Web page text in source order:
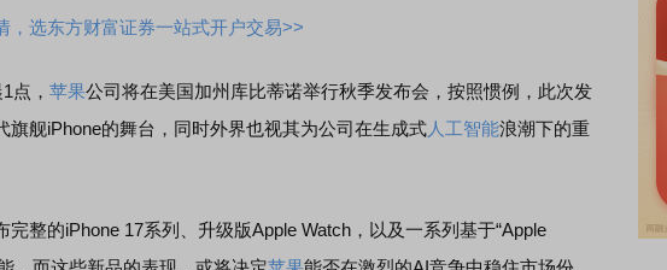
，选东方财富证券一站式开户交易>>
， 苹果公司将在美国加州库比蒂诺举行秋季发布会，按照惯例，此次发
旗舰iPhone的舞台，同时外界也视其为公司在生成式人工智能浪潮下的重
的iPhone 17系列、升级版Apple Watch，以及一系列基于“Apple